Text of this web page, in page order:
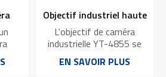
Objectif industriel haute
résolution 10 MP à
monture C YT-4855 :
excellente qualité
L'objectif de caméra
industrielle YT-4855 se
caractérise par sa haute
résolution de 10
EN SAVOIR PLUS